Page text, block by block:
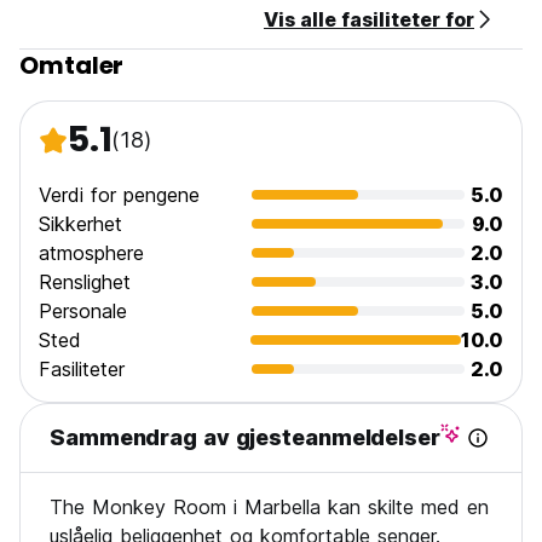
Vis alle fasiliteter for
Omtaler
5.1(18)
Verdi for pengene
5.0
Sikkerhet
9.0
atmosphere
2.0
Renslighet
3.0
Personale
5.0
Sted
10.0
Fasiliteter
2.0
Sammendrag av gjesteanmeldelser
The Monkey Room i Marbella kan skilte med en
uslåelig beliggenhet og komfortable senger.